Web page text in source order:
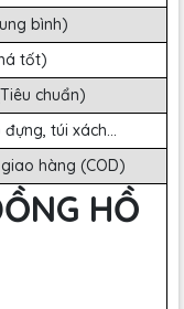
bình)
tốt)
chuẩn)
túi xách...
hàng (COD)
HỒ